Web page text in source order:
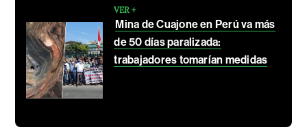
VER +
Mina de Cuajone en Perú va más
de 50 días paralizada:
trabajadores tomarían medidas